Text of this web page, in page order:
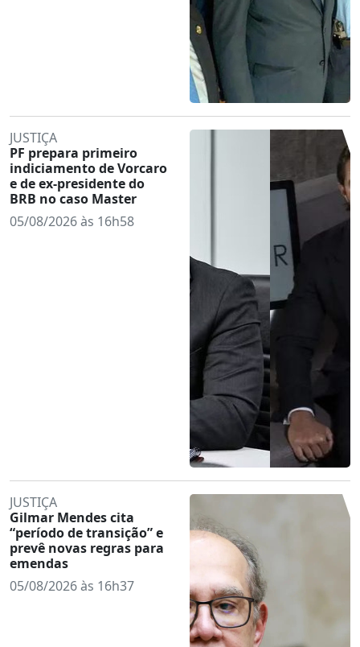
JUSTIÇA
PF prepara primeiro
indiciamento de Vorcaro
e de ex-presidente do
BRB no caso Master
05/08/2026 às 16h58
JUSTIÇA
Gilmar Mendes cita
“período de transição” e
prevê novas regras para
emendas
05/08/2026 às 16h37